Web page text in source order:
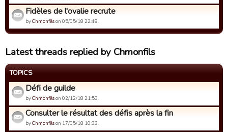
Fidèles de l'ovalie recrute
byChmonfilson 05/05/18 22:48.
Latest threads replied by Chmonfils
TOPICS
Défi de guilde
byChmonfilson 02/12/18 21:53.
Consulter le résultat des défis après la fin
byChmonfilson 17/05/18 10:33.